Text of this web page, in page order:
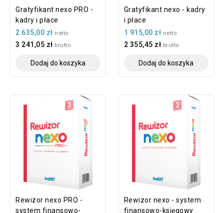
Gratyfikant nexo PRO -
kadry i płace
2 635,00 zł netto
3 241,05 zł brutto
Dodaj do koszyka
Gratyfikant nexo - kadry
i płace
1 915,00 zł netto
2 355,45 zł brutto
Dodaj do koszyka
Rewizor nexo PRO -
system finansowo-
Rewizor nexo - system
finansowo-księgowy